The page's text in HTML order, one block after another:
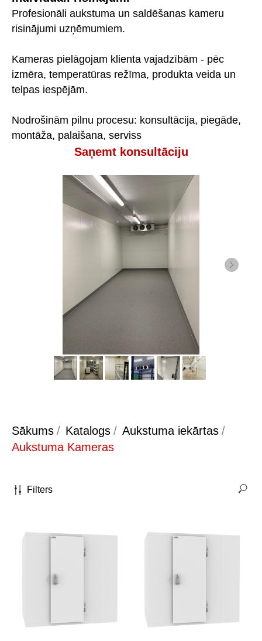
Profesionāli aukstuma un saldēšanas kameru
risinājumi uzņēmumiem.
Kameras pielāgojam klienta vajadzībām - pēc
izmēra, temperatūras režīma, produkta veida un
telpas iespējām.
Nodrošinām pilnu procesu: konsultācija, piegāde,
montāža, palaišana, serviss
Saņemt konsultāciju
Sākums / Katalogs / Aukstuma iekārtas /
Aukstuma Kameras
Filters